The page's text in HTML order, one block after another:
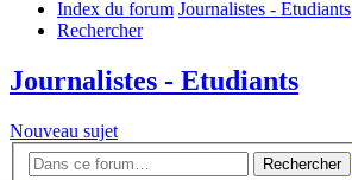
Index du forum Journalistes - Etudiants
Rechercher
Journalistes - Etudiants
Nouveau sujet
Rechercher